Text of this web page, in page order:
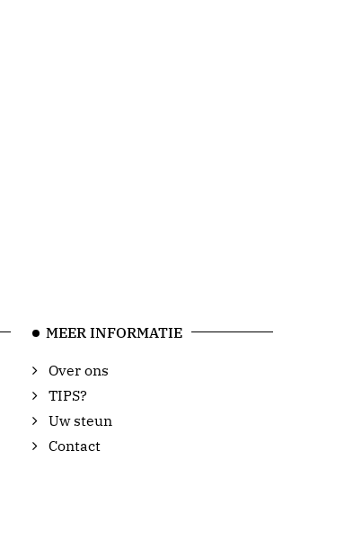
MEER INFORMATIE
Over ons
TIPS?
Uw steun
Contact